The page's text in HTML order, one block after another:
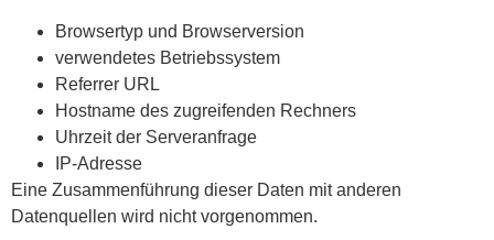
Browsertyp und Browserversion
verwendetes Betriebssystem
Referrer URL
Hostname des zugreifenden Rechners
Uhrzeit der Serveranfrage
IP-Adresse
Eine Zusammenführung dieser Daten mit anderen
Datenquellen wird nicht vorgenommen.